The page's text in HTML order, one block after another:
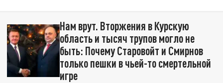
Нам врут. Вторжения в Курскую
область и тысяч трупов могло не
быть: Почему Старовойт и Смирнов
только пешки в чьей-то смертельной
игре